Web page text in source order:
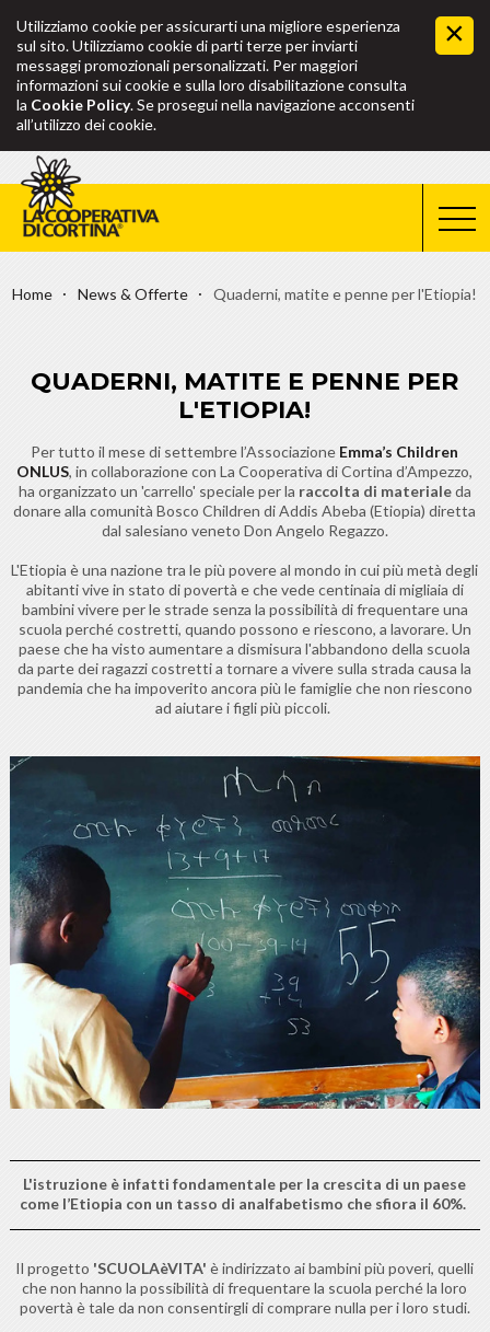
Utilizziamo cookie per assicurarti una migliore esperienza
sul sito. Utilizziamo cookie di parti terze per inviarti
messaggi promozionali personalizzati. Per maggiori
informazioni sui cookie e sulla loro disabilitazione consulta
la Cookie Policy. Se prosegui nella navigazione acconsenti
all’utilizzo dei cookie.
Home News & Offerte Quaderni, matite e penne per l'Etiopia!
QUADERNI, MATITE E PENNE PER
L'ETIOPIA!
Per tutto il mese di settembre l’Associazione Emma’s Children
ONLUS, in collaborazione con La Cooperativa di Cortina d’Ampezzo,
ha organizzato un 'carrello' speciale per la raccolta di materialeda
donare alla comunità Bosco Children di Addis Abeba (Etiopia) diretta
dal salesiano veneto Don Angelo Regazzo.
L'Etiopia è una nazione tra le più povere al mondo in cui più metà degli
abitanti vive in stato di povertà e che vede centinaia di migliaia di
bambini vivere per le strade senza la possibilità di frequentare una
scuola perché costretti, quando possono e riescono, a lavorare. Un
paese che ha visto aumentare a dismisura l'abbandono della scuola
da parte dei ragazzi costretti a tornare a vivere sulla strada causa la
pandemia che ha impoverito ancora più le famiglie che non riescono
ad aiutare i figli più piccoli.
L'istruzione è infatti fondamentale per la crescita di un paese
come l’Etiopia con un tasso di analfabetismo che sfiora il 60%.
Il progetto 'SCUOLAèVITA' è indirizzato ai bambini più poveri, quelli
che non hanno la possibilità di frequentare la scuola perché la loro
povertà è tale da non consentirgli di comprare nulla per i loro studi.